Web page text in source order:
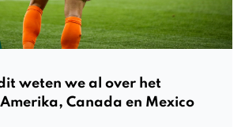
weten we al over het
Canada en Mexico